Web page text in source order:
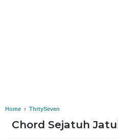
Home › ThrtySeven
Chord Sejatuh